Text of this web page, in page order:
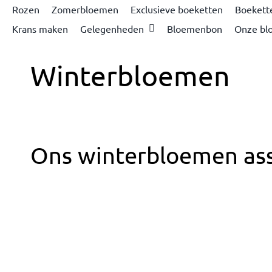
Rozen Zomerbloemen Exclusieve boeketten
Krans maken
Gelegenheden Bloemenbon Onze
Winterbloemen
Ons winterbloemen